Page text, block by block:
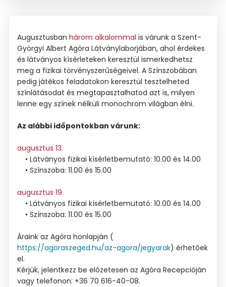
Augusztusban három alkalommal is várunk a Szent-
Györgyi Albert Agóra Látványlaborjában, ahol érdekes
és látványos kísérleteken keresztül ismerkedhetsz
meg a fizikai törvényszerűségeivel. A Színszobában
pedig játékos feladatokon keresztül tesztelheted
színlátásodat és megtapasztalhatod azt is, milyen
lenne egy színek nélküli monochrom világban élni.
Az alábbi időpontokban várunk:
augusztus 13.
• Látványos fizikai kísérletbemutató: 10.00 és 14.00
• Színszoba: 11.00 és 15.00
augusztus 19.
• Látványos fizikai kísérletbemutató: 10.00 és 14.00
• Színszoba: 11.00 és 15.00
Áraink az Agóra honlapján (
https://agoraszeged.hu/az-agora/jegyarak) érhetőek
el.
Kérjük, jelentkezz be előzetesen az Agóra Recepcióján
vagy telefonon: +36 70 616-40-08.